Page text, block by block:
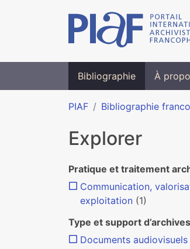
Bibliographie À
PIAF Bibliographie
Explorer
Pratique et traitement
Communication,
exploitation (1)
Type et support d’archives
Documents audiovisuels